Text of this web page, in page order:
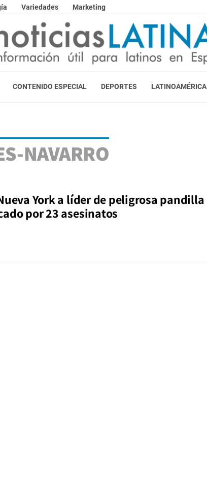
Variedades Marketing
CONTENIDO ESPECIAL DEPORTES LATINOAMÉRICA
NAVARRO
York a líder de peligrosa pandilla
por 23 asesinatos